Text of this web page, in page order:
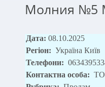
Молния №5
Дата: 08.10.2025
Регіон: Україна Київ
Телефони:
Контактна особа: